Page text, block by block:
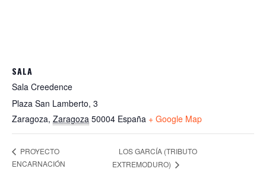
SALA
Sala Creedence
Plaza San Lamberto, 3
Zaragoza, Zaragoza 50004 España + Google Map
PROYECTO
ENCARNACIÓN
LOS GARCÍA (TRIBUTO
EXTREMODURO)